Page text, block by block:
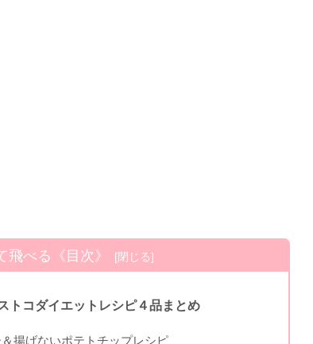
飛べる《目次》
トコダイエットレシピ４品まとめ
揚げないポテトチップレシピ